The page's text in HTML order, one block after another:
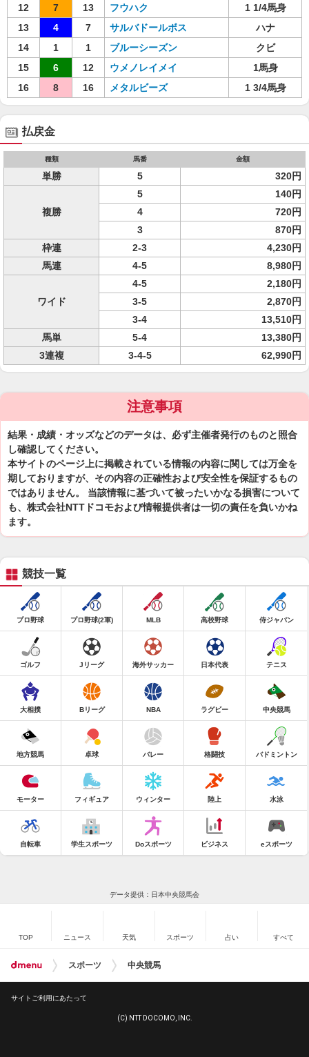
12
7 13 フウハク
1 1/4馬身
13
4 7 サルバドールボス
ハナ
14
1 1 ブルーシーズン
クビ
15
6 12 ウメノレイメイ
1馬身
16
8 16 メタルビーズ 1 3/4馬身
払戻金
種類 馬番 金額
単勝 5 320円
複勝
5
140円
4
720円
3
870円
枠連
2-3
4,230円
馬連
4-5 8,980円
ワイド
4-5
2,180円
3-5
2,870円
3-4
13,510円
馬単
5-4
13,380円
3連複
3-4-5 62,990円
注意事項
結果・成績・オッズなどのデータは、必ず主催者発行のものと照合
し確認してください。
本サイトのページ上に掲載されている情報の内容に関しては万全を
期しておりますが、その内容の正確性および安全性を保証するもの
ではありません。 当該情報に基づいて被ったいかなる損害について
も、株式会社NTTドコモおよび情報提供者は一切の責任を負いかね
ます。
競技一覧
プロ野球 プロ野球(2軍) MLB 高校野球 侍ジャパン
ゴルフ Jリーグ 海外サッカー 日本代表 テニス
大相撲 Bリーグ NBA ラグビー 中央競馬
地方競馬 卓球 バレー 格闘技 バドミントン
モーター フィギュア ウィンター 陸上 水泳
自転車 学生スポーツ Doスポーツ ビジネス eスポーツ
データ提供：日本中央競馬会
TOP ニュース 天気 スポーツ 占い すべて
スポーツ 中央競馬
サイトご利用にあたって
(C) NTT DOCOMO, INC.